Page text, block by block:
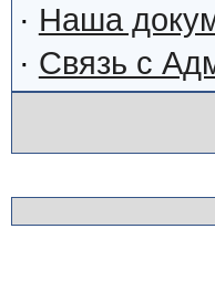
· Наша
· Связь с